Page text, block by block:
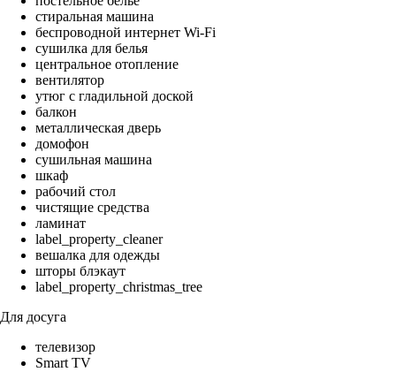
стиральная машина
беспроводной интернет Wi-Fi
сушилка для белья
центральное отопление
вентилятор
утюг с гладильной доской
балкон
металлическая дверь
домофон
сушильная машина
шкаф
рабочий стол
чистящие средства
ламинат
label_property_cleaner
вешалка для одежды
шторы блэкаут
label_property_christmas_tree
Для досуга
телевизор
Smart TV